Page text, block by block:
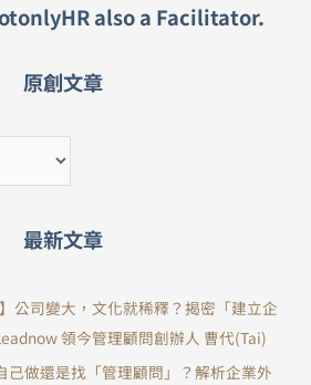
also a Facilitator.
原創文章
最新文章
公司變大，文化就稀釋？揭密「建立企
領今管理顧問創辦人 曹代(Tai)
己做還是找「管理顧問」？解析企業外